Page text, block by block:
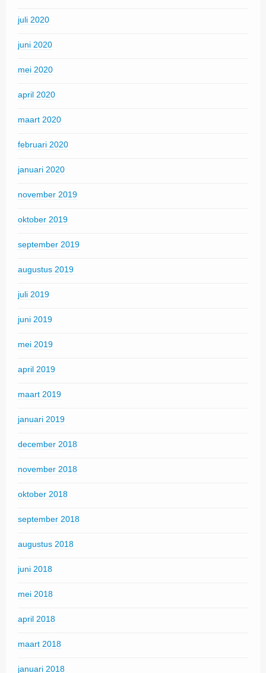
juli 2020
juni 2020
mei 2020
april 2020
maart 2020
februari 2020
januari 2020
november 2019
oktober 2019
september 2019
augustus 2019
juli 2019
juni 2019
mei 2019
april 2019
maart 2019
januari 2019
december 2018
november 2018
oktober 2018
september 2018
augustus 2018
juni 2018
mei 2018
april 2018
maart 2018
januari 2018